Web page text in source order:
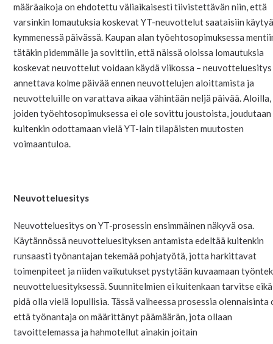
määräaikoja on ehdotettu väliaikaisesti tiivistettävän niin, että
varsinkin lomautuksia koskevat YT-neuvottelut saataisiin
kymmenessä päivässä. Kaupan alan työehtosopimuksessa
tätäkin pidemmälle ja sovittiin, että näissä oloissa lomautuksia
koskevat neuvottelut voidaan käydä viikossa –
annettava kolme päivää ennen neuvottelujen aloittamista ja
neuvotteluille on varattava aikaa vähintään neljä päivää. Aloilla,
joiden työehtosopimuksessa ei ole sovittu joustoista, joudutaan
kuitenkin odottamaan vielä YT-lain tilapäisten muutosten
voimaantuloa.
Neuvotteluesitys
Neuvotteluesitys on YT-prosessin ensimmäinen näkyvä osa.
Käytännössä neuvotteluesityksen antamista edeltää kuitenkin
runsaasti työnantajan tekemää pohjatyötä, jotta harkittavat
toimenpiteet ja niiden vaikutukset pystytään kuvaamaan
neuvotteluesityksessä. Suunnitelmien ei kuitenkaan tarvitse
pidä olla vielä lopullisia. Tässä vaiheessa prosessia olennaisinta
että työnantaja on määrittänyt päämäärän, jota ollaan
tavoittelemassa ja hahmotellut ainakin joitain